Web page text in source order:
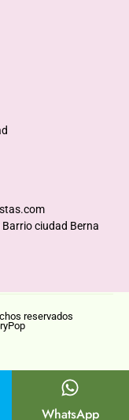
ciudad Berna
reservados
WhatsApp